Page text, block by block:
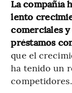
La compañía
lento
comerciales
préstamos
que el
ha tenido un
competidores.